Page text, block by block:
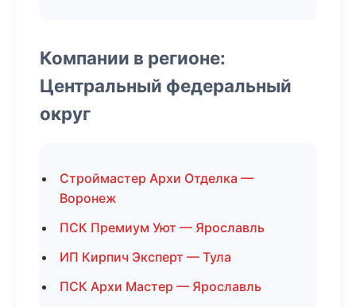
Компании в регионе:
Центральный федеральный
округ
Строймастер Архи Отделка —
Воронеж
ПСК Премиум Уют — Ярославль
ИП Кирпич Эксперт — Тула
ПСК Архи Мастер — Ярославль